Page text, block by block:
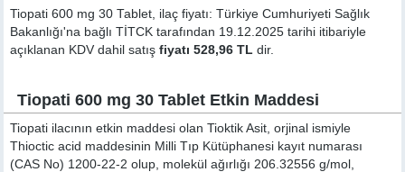
Tiopati 600 mg 30 Tablet, ilaç fiyatı: Türkiye Cumhuriyeti Sağlık
Bakanlığı'na bağlı TİTCK tarafından 19.12.2025 tarihi itibariyle
açıklanan KDV dahil satışfiyatı 528,96 TL dir.
Tiopati 600 mg 30 Tablet Etkin Maddesi
Tiopati ilacının etkin maddesi olan Tioktik Asit, orjinal ismiyle
Thioctic acid maddesinin Milli Tıp Kütüphanesi kayıt numarası
(CAS No) 1200-22-2 olup, molekül ağırlığı 206.32556 g/mol,